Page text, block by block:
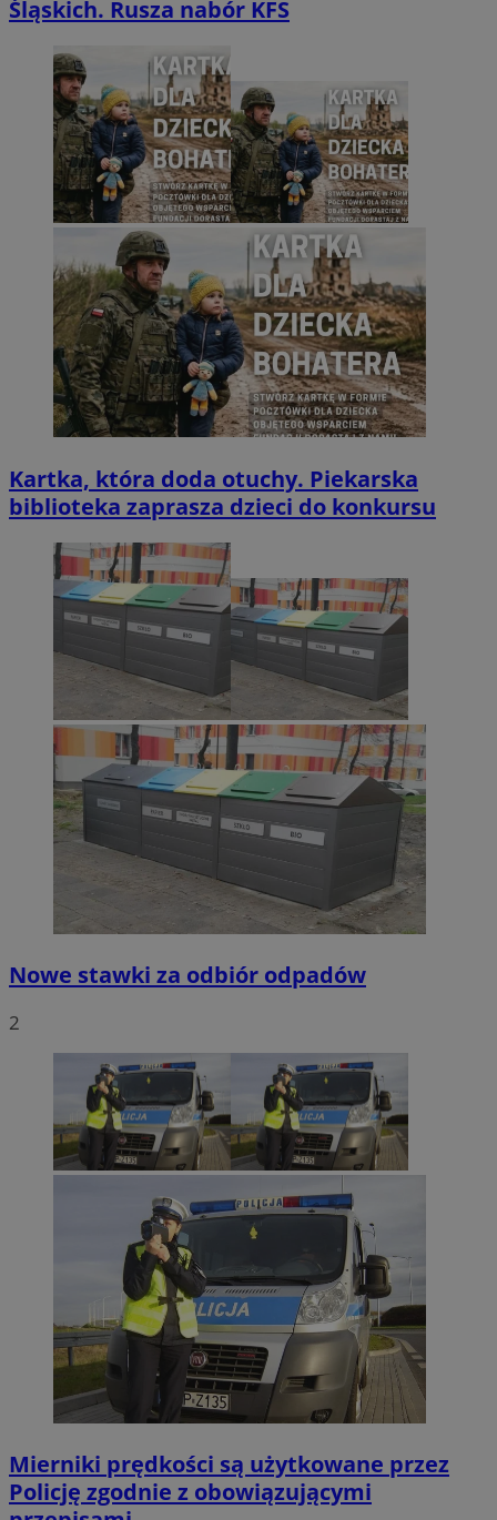
Śląskich. Rusza nabór KFS
Kartka, która doda otuchy. Piekarska
biblioteka zaprasza dzieci do konkursu
Nowe stawki za odbiór odpadów
2
Mierniki prędkości są użytkowane przez
Policję zgodnie z obowiązującymi